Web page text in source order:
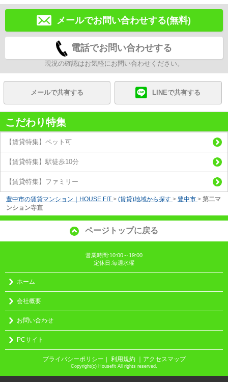
メールでお問い合わせする(無料)
電話でお問い合わせする
現況の確認はお気軽にお問い合わせください。
メールで共有する LINEで共有する
こだわり特集
【賃貸特集】ペット可
【賃貸特集】駅徒歩10分
【賃貸特集】ファミリー
豊中市の賃貸マンション｜HOUSE FIT > (賃貸)地域から探す > 豊中市 > 第二マ
ンション寺直
ページトップに戻る
営業時間:10:00～19:00
定休日:毎週水曜
ホーム
会社概要
お問い合わせ
PCサイト
プライバシーポリシー 利用規約 ｜アクセスマップ
Copyright(c) Housefit All rights reserved.